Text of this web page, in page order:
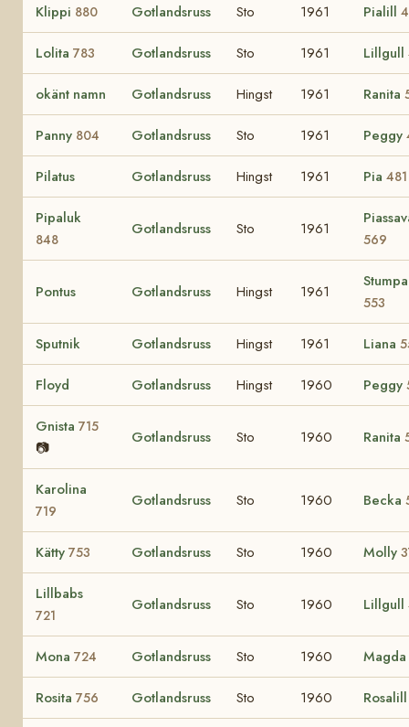
Klippi 880 Gotlandsruss Sto 1961 Pialill
Lolita 783 Gotlandsruss Sto 1961 Lillgull
okänt namn Gotlandsruss Hingst 1961 Ranita
Panny 804 Gotlandsruss Sto 1961 Peggy
Pilatus Gotlandsruss Hingst 1961 Pia 481
Pipaluk
848
Gotlandsruss Sto 1961
569
Pontus Gotlandsruss Hingst 1961
553
Sputnik Gotlandsruss Hingst 1961 Liana
Floyd Gotlandsruss Hingst 1960 Peggy
Gnista 715
📷
Gotlandsruss Sto 1960 Ranita
Karolina
719
Gotlandsruss Sto 1960 Becka
Kätty 753 Gotlandsruss Sto 1960 Molly
Lillbabs
721
Gotlandsruss Sto 1960 Lillgull
Mona 724 Gotlandsruss Sto 1960 Magda
Rosita 756 Gotlandsruss Sto 1960